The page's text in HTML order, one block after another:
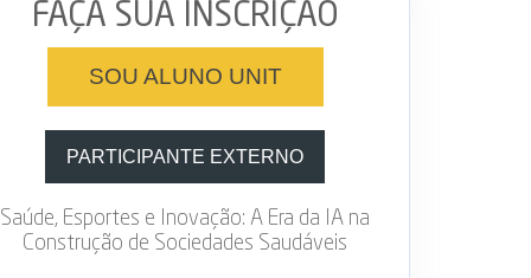
FAÇA SUA INSCRIÇÃO
SOU ALUNO UNIT
PARTICIPANTE EXTERNO
Saúde, Esportes e Inovação: A Era da IA na
Construção de Sociedades Saudáveis